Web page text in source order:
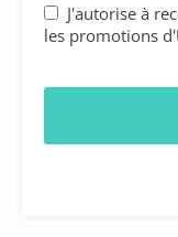
J'autorise à
les promotions